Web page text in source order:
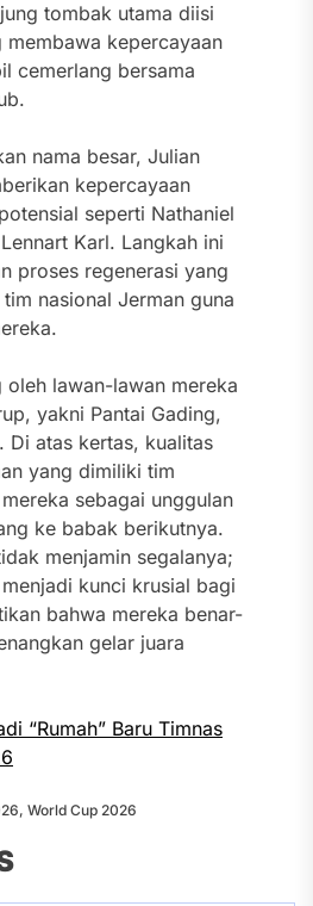
tombak utama diisi
membawa kepercayaan
cemerlang bersama
nama besar, Julian
kepercayaan
seperti Nathaniel
Karl. Langkah ini
proses regenerasi yang
nasional Jerman guna
lawan-lawan mereka
yakni Pantai Gading,
Di atas kertas, kualitas
yang dimiliki tim
sebagai unggulan
ke babak berikutnya.
menjamin segalanya;
kunci krusial bagi
bahwa mereka benar-
gelar juara
“Rumah” Baru Timnas
, World Cup 2026